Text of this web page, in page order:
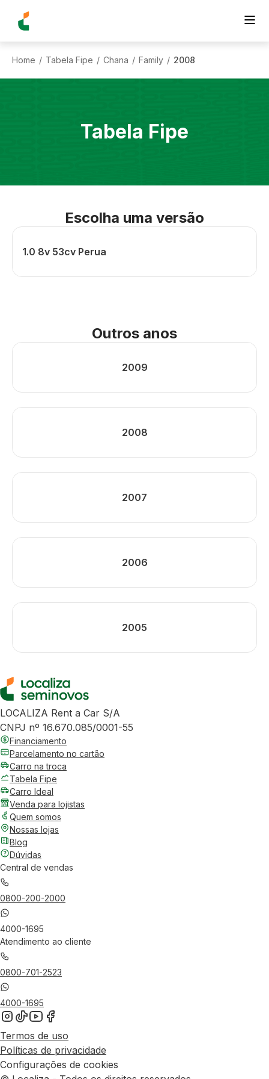
Home / Tabela Fipe / Chana / Family / 2008
Tabela Fipe
Escolha uma versão
1.0 8v 53cv Perua
Outros anos
2009
2008
2007
2006
2005
LOCALIZA Rent a Car S/A
CNPJ nº 16.670.085/0001-55
Financiamento
Parcelamento no cartão
Carro na troca
Tabela Fipe
Carro Ideal
Venda para lojistas
Quem somos
Nossas lojas
Blog
Dúvidas
Central de vendas
0800-200-2000
4000-1695
Atendimento ao cliente
0800-701-2523
4000-1695
Termos de uso
Políticas de privacidade
Configurações de cookies